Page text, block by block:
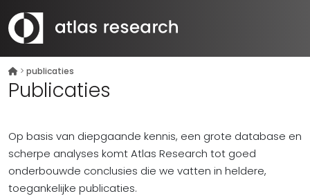
> publicaties
Publicaties
Op basis van diepgaande kennis, een grote database en
scherpe analyses komt Atlas Research tot goed
onderbouwde conclusies die we vatten in heldere,
toegankelijke publicaties.